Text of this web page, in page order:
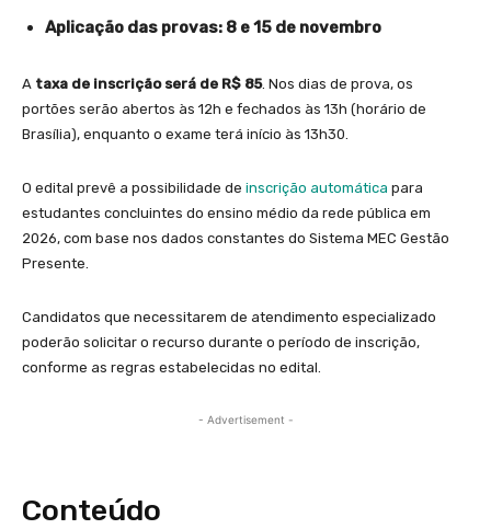
Aplicação das provas: 8 e 15 de novembro
A taxa de inscrição será de R$ 85. Nos dias de prova, os
portões serão abertos às 12h e fechados às 13h (horário de
Brasília), enquanto o exame terá início às 13h30.
O edital prevê a possibilidade de inscrição automática para
estudantes concluintes do ensino médio da rede pública em
2026, com base nos dados constantes do Sistema MEC Gestão
Presente.
Candidatos que necessitarem de atendimento especializado
poderão solicitar o recurso durante o período de inscrição,
conforme as regras estabelecidas no edital.
- Advertisement -
Conteúdo